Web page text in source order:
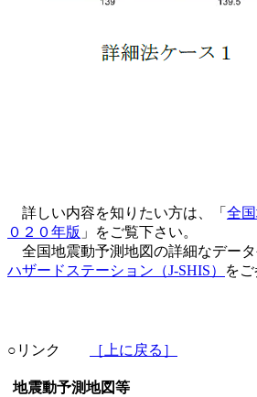
詳しい内容を知りたい方は、「 全
０２０年版 」をご覧下さい。
全国地震動予測地図の詳細なデー
ハザードステーション（J-SHIS）
をご
○リンク ［上に戻る］
震動予測地図等